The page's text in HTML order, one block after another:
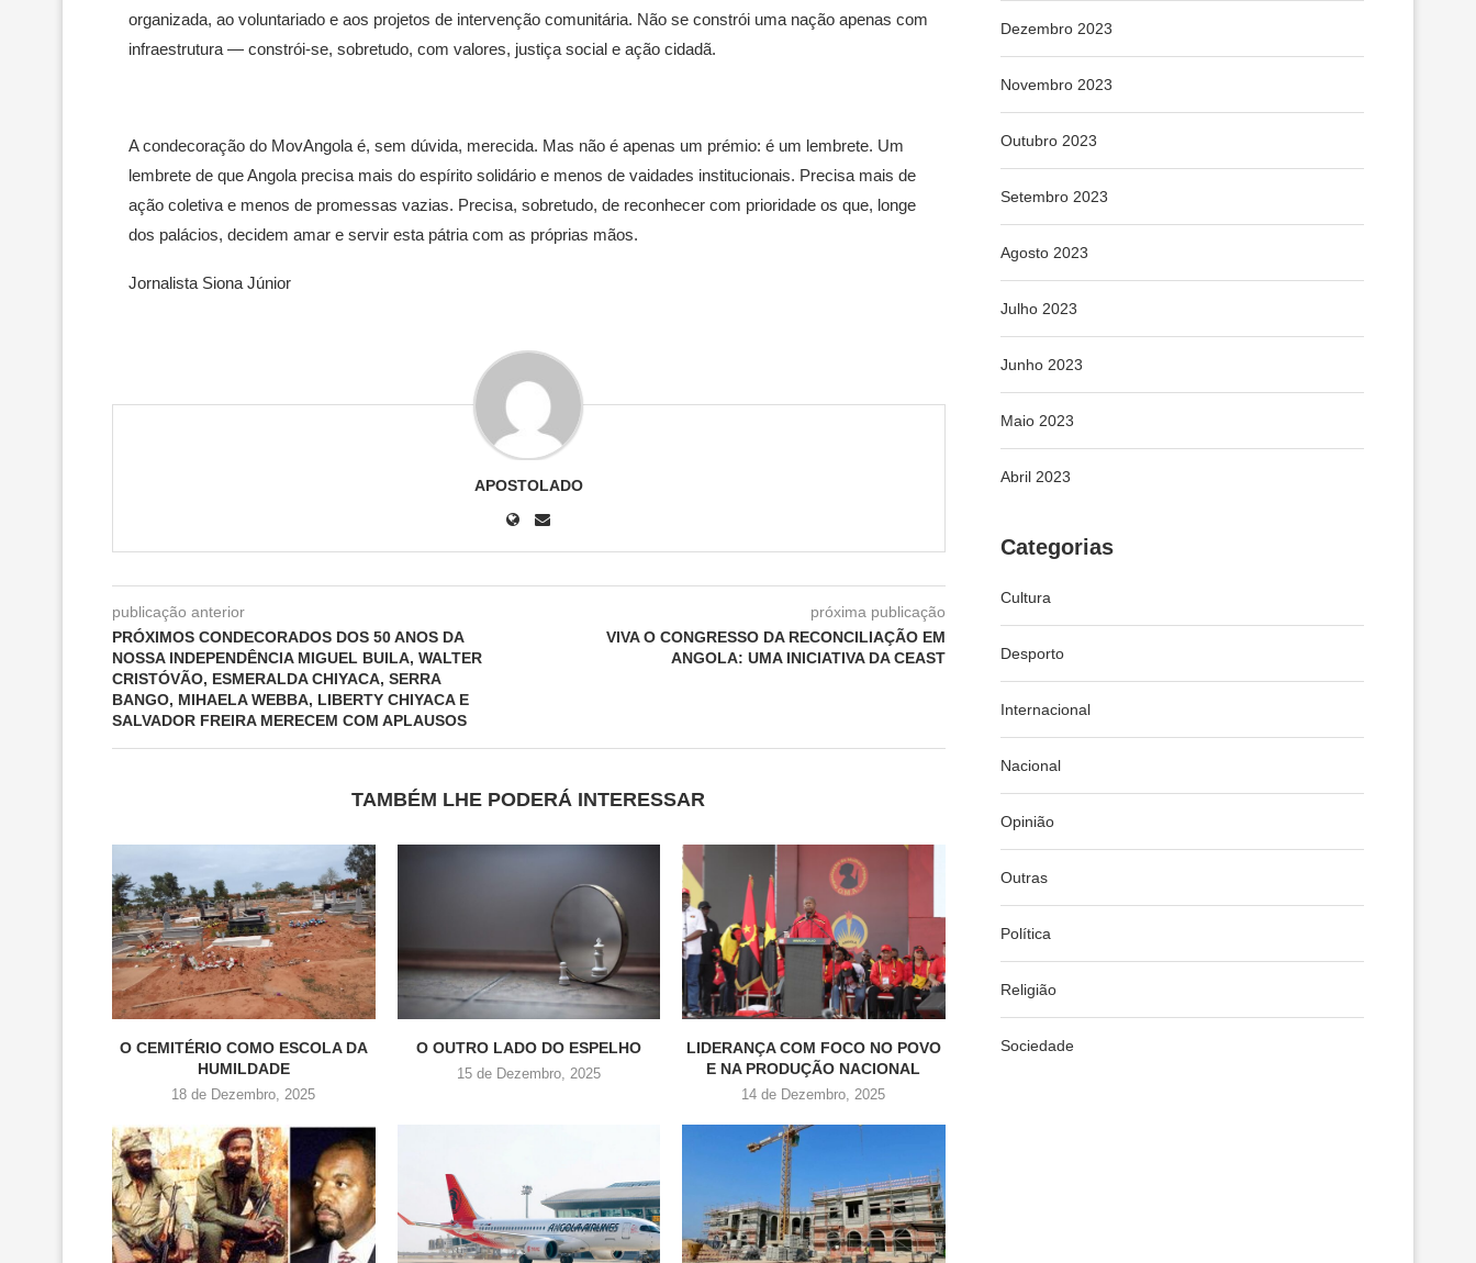
organizada, ao voluntariado e aos projetos de intervenção comunitária. Não se constrói uma nação apenas com
infraestrutura — constrói-se, sobretudo, com valores, justiça social e ação cidadã.
A condecoração do MovAngola é, sem dúvida, merecida. Mas não é apenas um prémio: é um lembrete. Um
lembrete de que Angola precisa mais do espírito solidário e menos de vaidades institucionais. Precisa mais de
ação coletiva e menos de promessas vazias. Precisa, sobretudo, de reconhecer com prioridade os que, longe
dos palácios, decidem amar e servir esta pátria com as próprias mãos.
Jornalista Siona Júnior
APOSTOLADO
publicação anterior
PRÓXIMOS CONDECORADOS DOS 50 ANOS DA
NOSSA INDEPENDÊNCIA MIGUEL BUILA, WALTER
CRISTÓVÃO, ESMERALDA CHIYACA, SERRA
BANGO, MIHAELA WEBBA, LIBERTY CHIYACA E
SALVADOR FREIRA MERECEM COM APLAUSOS
próxima publicação
VIVA O CONGRESSO DA RECONCILIAÇÃO EM
ANGOLA: UMA INICIATIVA DA CEAST
TAMBÉM LHE PODERÁ INTERESSAR
O CEMITÉRIO COMO ESCOLA DA
HUMILDADE
18 de Dezembro, 2025
O OUTRO LADO DO ESPELHO
15 de Dezembro, 2025
LIDERANÇA COM FOCO NO POVO
E NA PRODUÇÃO NACIONAL
14 de Dezembro, 2025
Dezembro 2023
Novembro 2023
Outubro 2023
Setembro 2023
Agosto 2023
Julho 2023
Junho 2023
Maio 2023
Abril 2023
Categorias
Cultura
Desporto
Internacional
Nacional
Opinião
Outras
Política
Religião
Sociedade